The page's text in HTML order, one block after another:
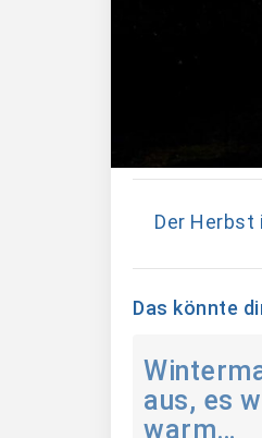
Der Herbst
Das könnte
aus, es
warm…